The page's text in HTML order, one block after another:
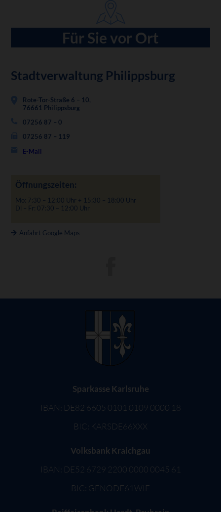
Für Sie vor Ort
Stadtverwaltung Philippsburg
Rote-Tor-Straße 6 – 10,
76661 Philippsburg
07256 87 – 0
07256 87 – 119
E-Mail
Öffnungszeiten:
Mo: 7:30 – 12:00 Uhr + 15:30 – 18:00 Uhr
Di – Fr: 07:30 – 12:00 Uhr
Anfahrt Google Maps
Sparkasse Karlsruhe
IBAN: DE82 6605 0101 0109 0000 18
BIC: KARSDE66XXX
Volksbank Kraichgau
IBAN: DE52 6729 2200 0000 0045 61
BIC: GENODE61WIE